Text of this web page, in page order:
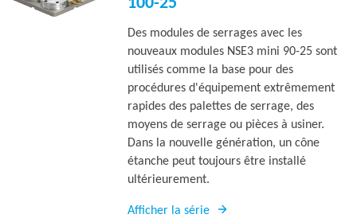
Des modules de serrages avec les
nouveaux modules NSE3 mini 90-25 sont
utilisés comme la base pour des
procédures d'équipement extrêmement
rapides des palettes de serrage, des
moyens de serrage ou pièces à usiner.
Dans la nouvelle génération, un cône
étanche peut toujours être installé
ultérieurement.
Afficher la série